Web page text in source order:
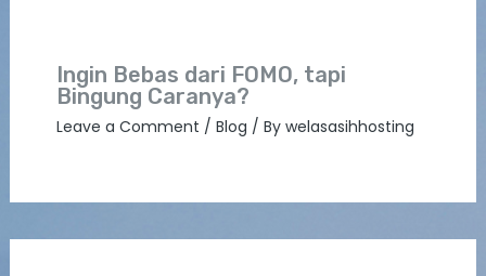
Ingin Bebas dari FOMO, tapi
Bingung Caranya?
Leave a Comment / Blog / By welasasihhosting